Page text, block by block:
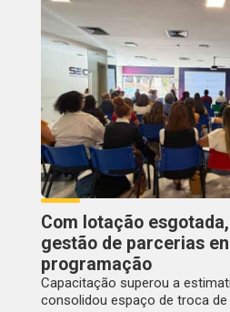
Com lotação
gestão de parcerias
programação
Capacitação superou a
consolidou espaço de troca de